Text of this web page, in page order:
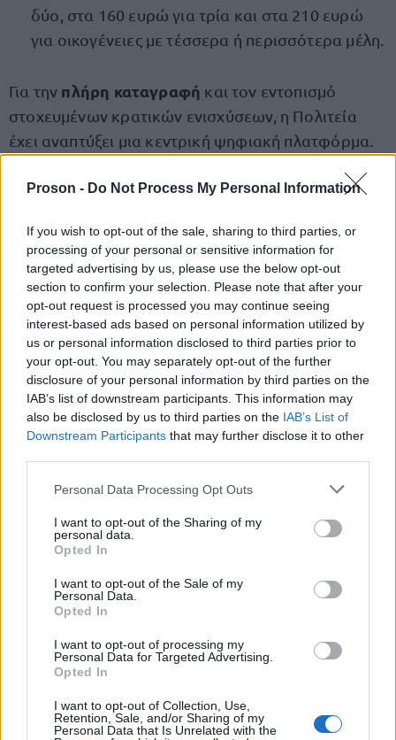
Proson - Do Not Process My Personal Information
If you wish to opt-out of the sale, sharing to third parties, or
processing of your personal or sensitive information for
targeted advertising by us, please use the below opt-out
section to confirm your selection. Please note that after your
opt-out request is processed you may continue seeing
interest-based ads based on personal information utilized by
us or personal information disclosed to third parties prior to
your opt-out. You may separately opt-out of the further
disclosure of your personal information by third parties on the
IAB’s list of downstream participants. This information may
also be disclosed by us to third parties on the IAB’s List of
Downstream Participants that may further disclose it to other
Please note that this website/app uses one or more Google
not limited to your visit or usage behaviour. You may click to
grant or deny consent to Google and its third-party tags to
use your data for below specified purposes in below Google
consent section.
Personal Data Processing Opt Outs
I want to opt-out of the Sharing of my
personal data.
Opted In
I want to opt-out of the Sale of my
Personal Data.
Opted In
I want to opt-out of processing my
Personal Data for Targeted Advertising.
Opted In
I want to opt-out of Collection, Use,
Retention, Sale, and/or Sharing of my
Personal Data that Is Unrelated with the
δύο, στα 160 ευρώ για τρία και στα 210 ευρώ
για οικογένειες με τέσσερα ή περισσότερα μέλη.
Για την πλήρη καταγραφή και τον εντοπισμό
στοχευμένων κρατικών ενισχύσεων, η Πολιτεία
έχει αναπτύξει μια κεντρική ψηφιακή πλατφόρμα.
πρόνοια στο gov.gr, οι πολίτες μπορούν να
κριτήρια κάθε μορφήςκρατικής υποστήριξης.
Η κυβερνητική πύλη, η οποία πλέον περιλαμβάνει
11 διαφορετικές θεματικές κατηγορίες και
συνολικά 2.253 ψηφιακές υπηρεσίες, έχει εξελιχθεί
σε βασικό εργαλείο της καθημερινότητας. Με τη
χρήση τωνπροσωπικών κωδικών TAXISnet, η
πρόσβαση γίνεται άμεσα και εύκολα, επιτρέποντας
την έκδοση πιστοποιητικών, υπεύθυνων δηλώσεων
και την υποβολή αιτήσεων μέσα σε λίγα λεπτά, είτε
από κινητό είτε από υπολογιστή.
ΑΣΕΠ: Πιστοποίηση Αγγλικών σε
μόνο 2 ημέρες στα χέρια σας
ΑΣΕΠ: Εξ αποστάσεως η πιο Εύκολη